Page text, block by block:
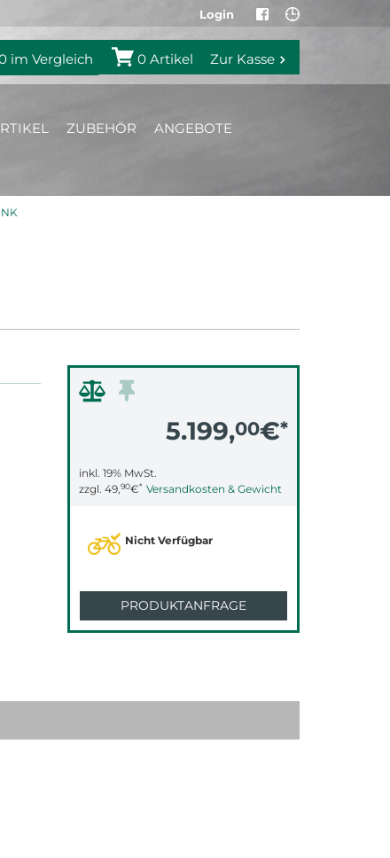
Login
im Vergleich 0 Artikel Zur Kasse
ZUBEHÖR ANGEBOTE
5.199,00€*
inkl. 19% MwSt.
zzgl. 49,90€* Versandkosten & Gewicht
Nicht Verfügbar
PRODUKTANFRAGE